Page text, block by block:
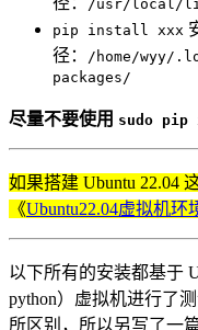
/usr/local/
pip install xxx
径：
/home/wyy/
packages/
尽量不要使用 sudo
如果搭建 Ubuntu 22.04
《Ubuntu22.04虚拟机环
以下所有的安装都基于
python）虚拟机进行了
所区别，所以另写了一